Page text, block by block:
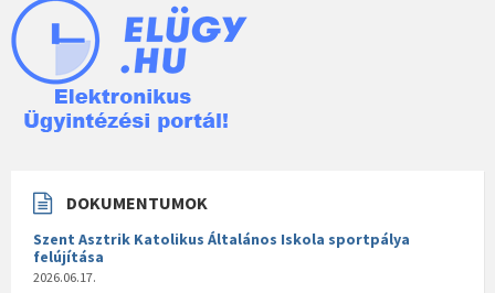
DOKUMENTUMOK
Szent Asztrik Katolikus Általános Iskola sportpálya
felújítása
2026.06.17.